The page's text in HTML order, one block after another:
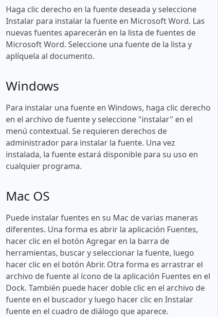
Haga clic derecho en la fuente deseada y seleccione
Instalar para instalar la fuente en Microsoft Word. Las
nuevas fuentes aparecerán en la lista de fuentes de
Microsoft Word. Seleccione una fuente de la lista y
aplíquela al documento.
Windows
Para instalar una fuente en Windows, haga clic derecho
en el archivo de fuente y seleccione "instalar" en el
menú contextual. Se requieren derechos de
administrador para instalar la fuente. Una vez
instalada, la fuente estará disponible para su uso en
cualquier programa.
Mac OS
Puede instalar fuentes en su Mac de varias maneras
diferentes. Una forma es abrir la aplicación Fuentes,
hacer clic en el botón Agregar en la barra de
herramientas, buscar y seleccionar la fuente, luego
hacer clic en el botón Abrir. Otra forma es arrastrar el
archivo de fuente al ícono de la aplicación Fuentes en el
Dock. También puede hacer doble clic en el archivo de
fuente en el buscador y luego hacer clic en Instalar
fuente en el cuadro de diálogo que aparece.